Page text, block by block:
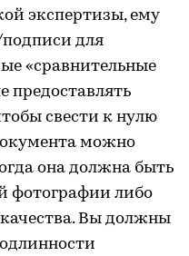
экспертизы, ему
для
«сравнительные
предоставлять
свести к нулю
можно
она должна быть
фотографии либо
Вы должны